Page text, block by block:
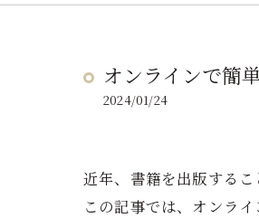
オンラインで簡
2024/01/24
近年、書籍を出版する
この記事では、オンラ